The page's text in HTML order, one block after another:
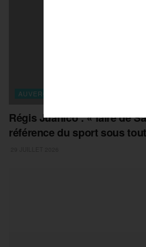
AUVERGNE-RHONE-ALPES
Régis Juanico : « faire de
référence du sport sous